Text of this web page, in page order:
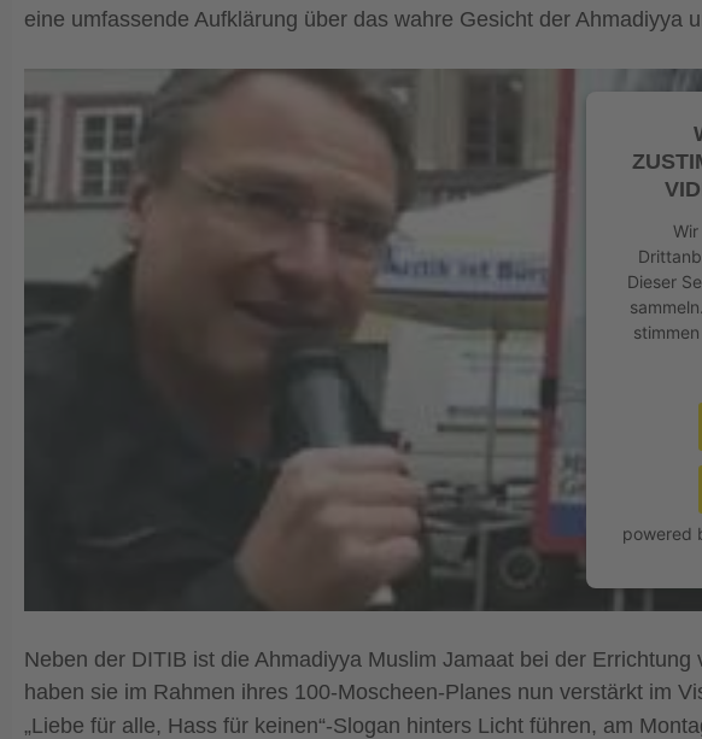
eine umfassende Aufklärung über das wahre Gesicht der Ahmadiyya
Dieser
powered
Neben der DITIB ist die Ahmadiyya Muslim Jamaat bei der
haben sie im Rahmen ihres 100-Moscheen-Planes nun verstärkt im
„Liebe für alle, Hass für keinen“-Slogan hinters Licht führen, am